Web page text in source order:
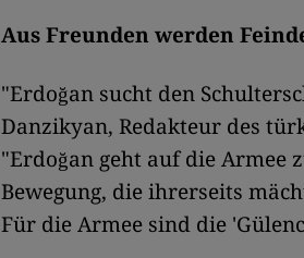
Aus Freunden werden
"Erdoğan sucht den
Danzikyan, Redakteur des
"Erdoğan geht auf die Armee
Bewegung, die ihrerseits
Für die Armee sind die